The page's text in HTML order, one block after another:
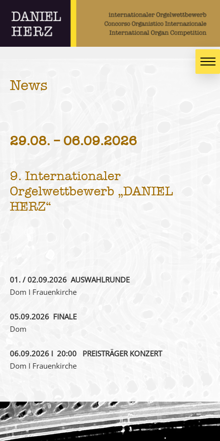
News
29.08. – 06.09.2026
9. Internationaler
Orgelwettbewerb „DANIEL
HERZ“
01. / 02.09.2026 AUSWAHLRUNDE
Dom I Frauenkirche
05.09.2026 FINALE
Dom
06.09.2026 I 20:00 PREISTRÄGER KONZERT
Dom I Frauenkirche